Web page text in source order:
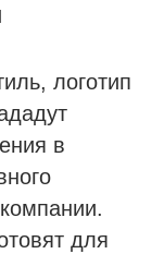
логотип
в
для